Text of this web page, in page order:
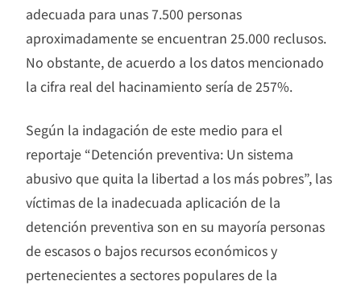
adecuada para unas 7.500 personas
aproximadamente se encuentran 25.000 reclusos.
No obstante, de acuerdo a los datos mencionado
la cifra real del hacinamiento sería de 257%.
Según la indagación de este medio para el
reportaje “Detención preventiva: Un sistema
abusivo que quita la libertad a los más pobres”, las
víctimas de la inadecuada aplicación de la
detención preventiva son en su mayoría personas
de escasos o bajos recursos económicos y
pertenecientes a sectores populares de la